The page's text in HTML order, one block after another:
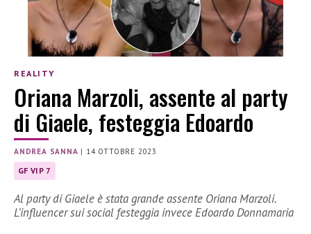
REALITY
Oriana Marzoli, assente al party
di Giaele, festeggia Edoardo
ANDREA SANNA | 14 OTTOBRE 2023
GF VIP 7
Al party di Giaele è stata grande assente Oriana Marzoli.
L’influencer sui social festeggia invece Edoardo Donnamaria